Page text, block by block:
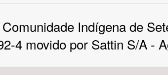
Bioma / Bacia
Indígena de
4 movido por Sattin S/A -